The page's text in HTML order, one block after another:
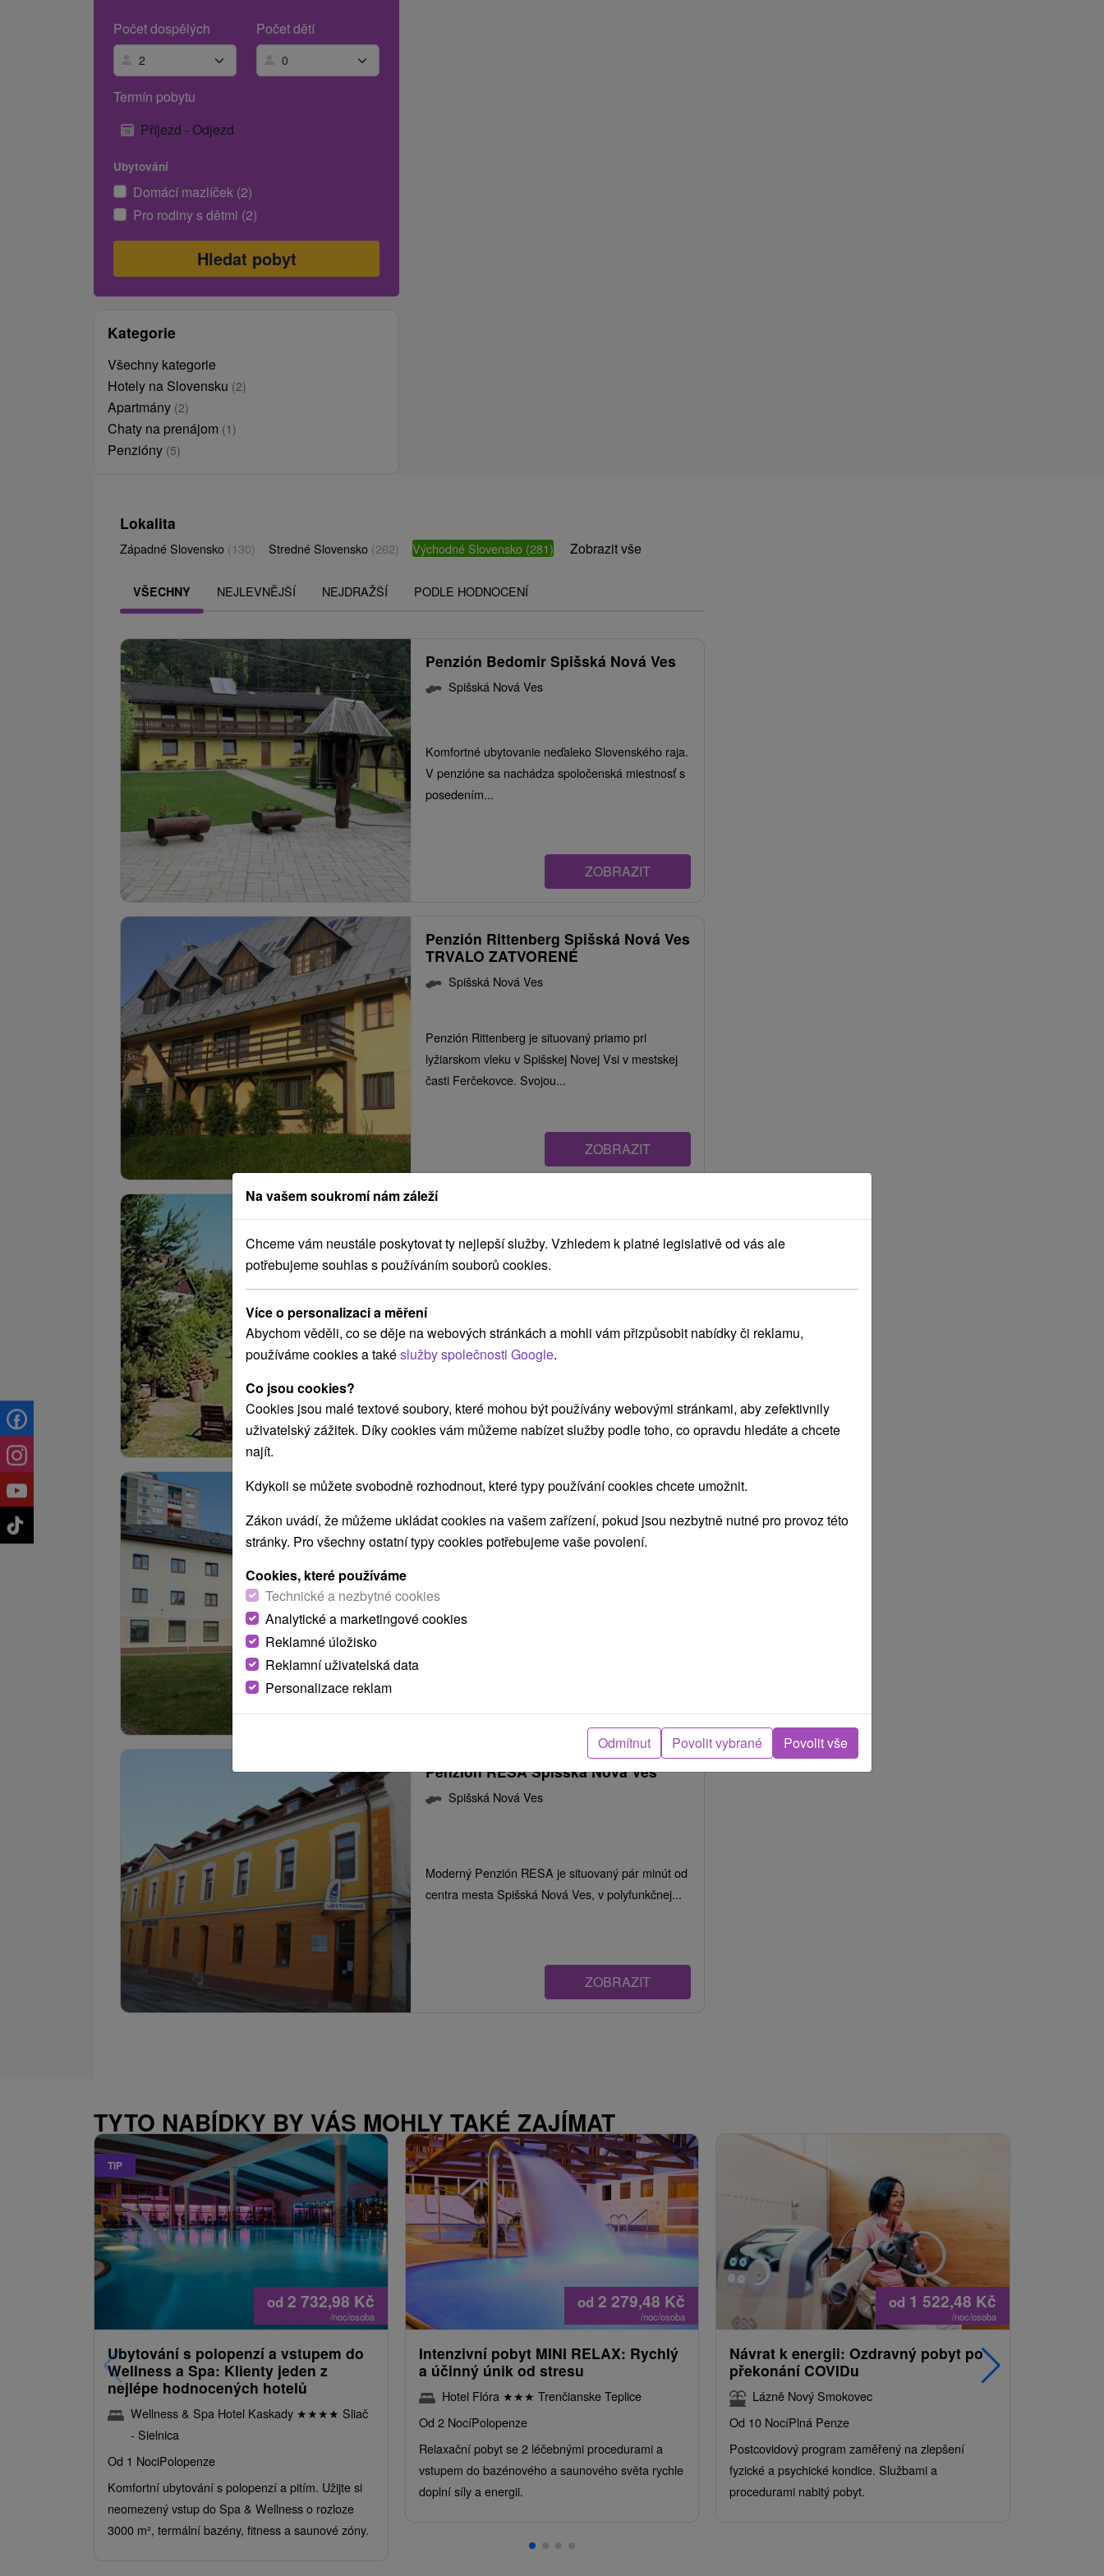
Počet dospělých
Počet dětí
Termín pobytu
Příjezd - Odjezd
Ubytování
Domácí mazlíček (2)
Pro rodiny s dětmi (2)
Kategorie
Všechny kategorie
Hotely na Slovensku (2)
Apartmány (2)
Chaty na prenájom (1)
Penzióny (5)
Lokalita
Západné Slovensko (130) Stredné Slovensko (262) Východné Slovensko (281) Zobrazit vše
VŠECHNY NEJLEVNĚJŠÍ NEJDRAŽŠÍ PODLE HODNOCENÍ
Penzión Bedomir Spišská Nová Ves
Spišská Nová Ves
Komfortné ubytovanie neďaleko Slovenského raja.
V penzióne sa nachádza spoločenská miestnosť s
posedením...
ZOBRAZIT
Penzión Rittenberg Spišská Nová Ves
TRVALO ZATVORENÉ
Spišská Nová Ves
Penzión Rittenberg je situovaný priamo pri
lyžiarskom vleku v Spišskej Novej Vsi v mestskej
časti Ferčekovce. Svojou...
ZOBRAZIT
Penzión Nemo Spišská Nová Ves
Spišská Nová Ves
Ubytovanie v Spišskej Novej Vsi, v blízkosti
lyžiarskeho strediska Rittenberg, pri Národnom
parku Slovenský raj....
ZOBRAZIT
Dom Pútnika Spišská Nová Ves
Spišská Nová Ves
Božieho milosrdenstva v Spišskej Novej Vsi,
farnosť Smižany....
Penzión RESA Spišská Nová Ves
Spišská Nová Ves
Moderný Penzión RESA je situovaný pár minút od
centra mesta Spišská Nová Ves, v polyfunkčnej...
ZOBRAZIT
TYTO NABÍDKY BY VÁS MOHLY TAKÉ ZAJÍMAT
TIP
od 2 732,98 Kč
/noc/osoba
Ubytování s polopenzí a vstupem do
Wellness a Spa: Klienty jeden z
nejlépe hodnocených hotelů
Wellness & Spa Hotel Kaskady ★★★★ Sliač
- Sielnica
Od 1 NociPolopenze
Komfortní ubytování s polopenzí a pitím. Užijte si
neomezený vstup do Spa & Wellness o rozloze
3000 m², termální bazény, fitness a saunové zóny.
od 2 279,48 Kč
/noc/osoba
Intenzivní pobyt MINI RELAX: Rychlý
a účinný únik od stresu
Hotel Flóra ★★★ Trenčianske Teplice
Od 2 NocíPolopenze
Relaxační pobyt se 2 léčebnými procedurami a
vstupem do bazénového a saunového světa rychle
doplní síly a energii.
od 1 522,48 Kč
/noc/osoba
Návrat k energii: Ozdravný pobyt po
překonání COVIDu
Lázně Nový Smokovec
Od 10 NocíPlná Penze
Postcovidový program zaměřený na zlepšení
fyzické a psychické kondice. Službami a
procedurami nabitý pobyt.
Na vašem soukromí nám záleží
Chceme vám neustále poskytovat ty nejlepší služby. Vzhledem k platné legislativě od vás ale
potřebujeme souhlas s používáním souborů cookies.
Více o personalizaci a měření
Abychom věděli, co se děje na webových stránkách a mohli vám přizpůsobit nabídky či reklamu,
používáme cookies a takéslužby společnosti Google.
Co jsou cookies?
Cookies jsou malé textové soubory, které mohou být používány webovými stránkami, aby zefektivnily
uživatelský zážitek. Díky cookies vám můžeme nabízet služby podle toho, co opravdu hledáte a chcete
najít.
Kdykoli se můžete svobodně rozhodnout, které typy používání cookies chcete umožnit.
Zákon uvádí, že můžeme ukládat cookies na vašem zařízení, pokud jsou nezbytně nutné pro provoz této
stránky. Pro všechny ostatní typy cookies potřebujeme vaše povolení.
Cookies, které používáme
Technické a nezbytné cookies
Analytické a marketingové cookies
Reklamné úložisko
Reklamní uživatelská data
Personalizace reklam
Odmítnut Povolit vybrané Povolit vše